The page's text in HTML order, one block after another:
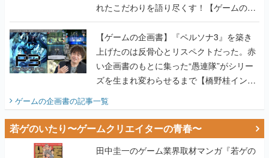
れたこだわりを語り尽くす！【ゲームの企
画書】
【ゲームの企画書】『ペルソナ3』を築き
上げたのは反骨心とリスペクトだった。赤
い企画書のもとに集った“愚連隊”がシリー
ズを生まれ変わらせるまで【橋野桂インタ
ビュー】
ゲームの企画書の記事一覧
若ゲのいたり〜ゲームクリエイターの青春〜
田中圭一のゲーム業界取材マンガ『若ゲの